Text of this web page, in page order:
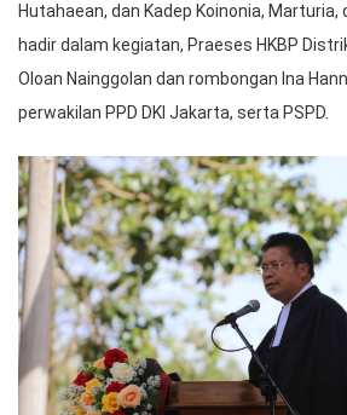
Hutahaean, dan Kadep Koinonia, Marturia,
hadir dalam kegiatan, Praeses HKBP
Oloan Nainggolan dan rombongan Ina
perwakilan PPD DKI Jakarta, serta PSPD.